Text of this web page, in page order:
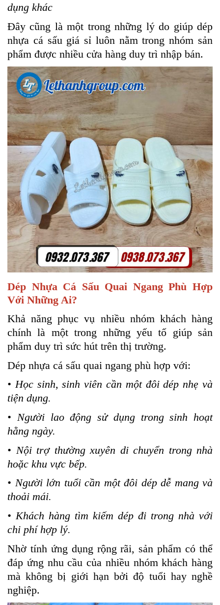
dụng khác
Đây cũng là một trong những lý do giúp dép
nhựa cá sấu giá sỉ luôn nằm trong nhóm sản
phẩm được nhiều cửa hàng duy trì nhập bán.
Dép Nhựa Cá Sấu Quai Ngang Phù Hợp
Với Những Ai?
Khả năng phục vụ nhiều nhóm khách hàng
chính là một trong những yếu tố giúp sản
phẩm duy trì sức hút trên thị trường.
Dép nhựa cá sấu quai ngang phù hợp với:
• Học sinh, sinh viên cần một đôi dép nhẹ và
tiện dụng.
• Người lao động sử dụng trong sinh hoạt
hằng ngày.
• Nội trợ thường xuyên di chuyển trong nhà
hoặc khu vực bếp.
• Người lớn tuổi cần một đôi dép dễ mang và
thoải mái.
• Khách hàng tìm kiếm dép đi trong nhà với
chi phí hợp lý.
Nhờ tính ứng dụng rộng rãi, sản phẩm có thể
đáp ứng nhu cầu của nhiều nhóm khách hàng
mà không bị giới hạn bởi độ tuổi hay nghề
nghiệp.